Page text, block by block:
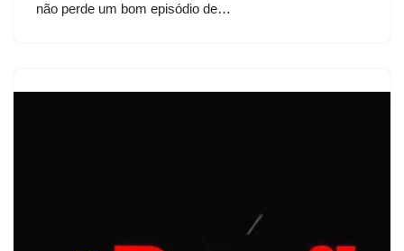
não perde um bom episódio de…